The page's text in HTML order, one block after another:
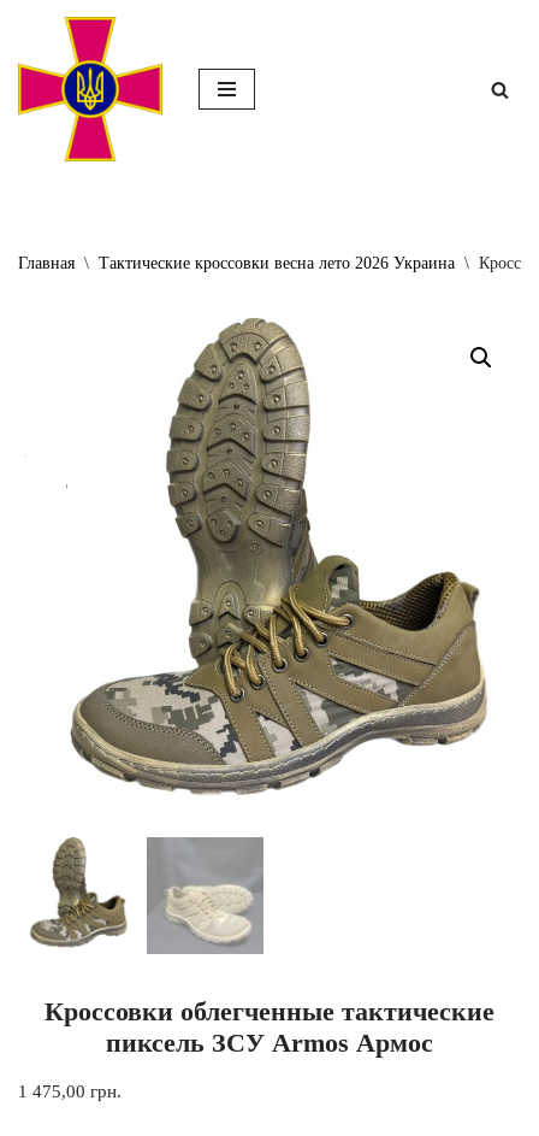
Перейти
содержимому
Главная \ Тактические кроссовки весна лето 2026 Украина \
Кроссовки облегченные тактические
пиксель ЗСУ Armos Армос
1 475,00 грн.